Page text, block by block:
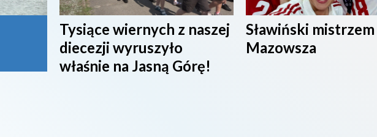
Tysiące wiernych z naszej
diecezji wyruszyło
właśnie na Jasną Górę!
Sławiński mistrzem
Mazowsza